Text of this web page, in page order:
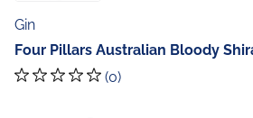
Gin
Four Pillars Australian Bloody
(0)